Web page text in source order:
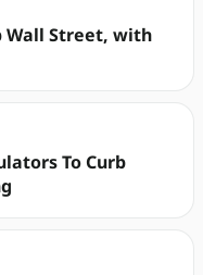
Wall Street, with
To Curb